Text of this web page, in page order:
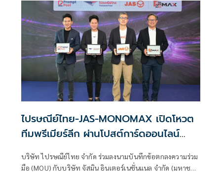
ไปรษณีย์ไทย-JAS-MONOMAX เปิดโหวต
ทีมพรีเมียร์ลีก ผ่านโปสต์การ์ดออนไลน์
บริษัท ไปรษณีย์ไทย จำกัด ร่วมลงนามบันทึกข้อตกลงความร่วม
มือ (MOU) กับบริษัท จัสมิน อินเตอร์เนชั่นแนล จำกัด (มหาชน)